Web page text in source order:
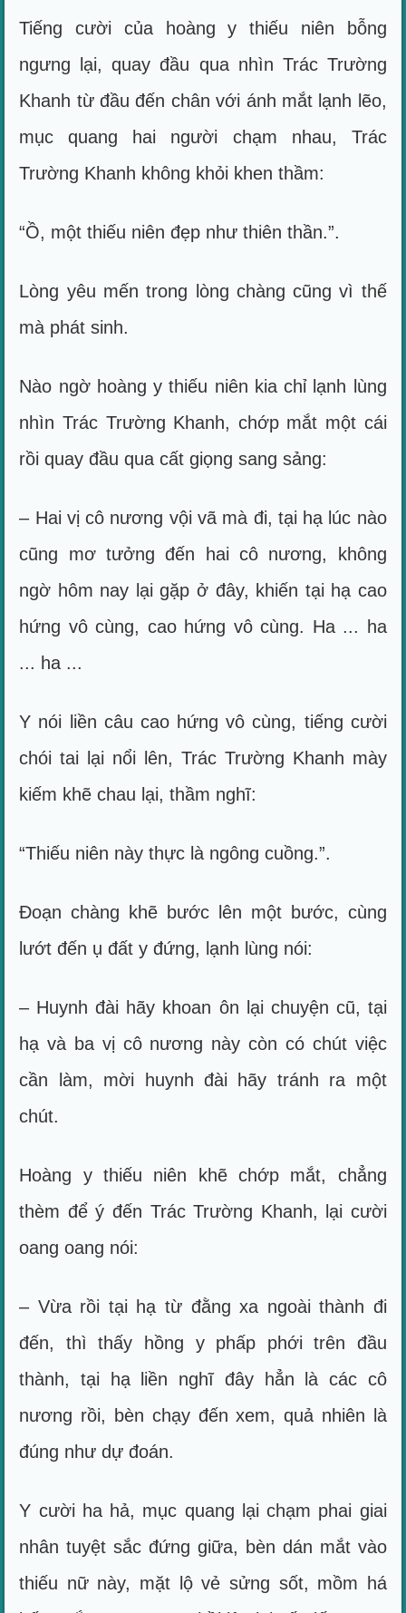
Tiếng cười của hoàng y thiếu niên bỗng
ngưng lại, quay đầu qua nhìn Trác Trường
Khanh từ đầu đến chân với ánh mắt lạnh lẽo,
mục quang hai người chạm nhau, Trác
Trường Khanh không khỏi khen thầm:
“Ồ, một thiếu niên đẹp như thiên thần.”.
Lòng yêu mến trong lòng chàng cũng vì thế
mà phát sinh.
Nào ngờ hoàng y thiếu niên kia chỉ lạnh lùng
nhìn Trác Trường Khanh, chớp mắt một cái
rồi quay đầu qua cất giọng sang sảng:
– Hai vị cô nương vội vã mà đi, tại hạ lúc nào
cũng mơ tưởng đến hai cô nương, không
ngờ hôm nay lại gặp ở đây, khiến tại hạ cao
hứng vô cùng, cao hứng vô cùng. Ha ... ha
... ha ...
Y nói liền câu cao hứng vô cùng, tiếng cười
chói tai lại nổi lên, Trác Trường Khanh mày
kiếm khẽ chau lại, thầm nghĩ:
“Thiếu niên này thực là ngông cuồng.”.
Đoạn chàng khẽ bước lên một bước, cùng
lướt đến ụ đất y đứng, lạnh lùng nói:
– Huynh đài hãy khoan ôn lại chuyện cũ, tại
hạ và ba vị cô nương này còn có chút việc
cần làm, mời huynh đài hãy tránh ra một
chút.
Hoàng y thiếu niên khẽ chớp mắt, chẳng
thèm để ý đến Trác Trường Khanh, lại cười
oang oang nói:
– Vừa rồi tại hạ từ đằng xa ngoài thành đi
đến, thì thấy hồng y phấp phới trên đầu
thành, tại hạ liền nghĩ đây hẳn là các cô
nương rồi, bèn chạy đến xem, quả nhiên là
đúng như dự đoán.
Y cười ha hả, mục quang lại chạm phai giai
nhân tuyệt sắc đứng giữa, bèn dán mắt vào
thiếu nữ này, mặt lộ vẻ sửng sốt, mồm há